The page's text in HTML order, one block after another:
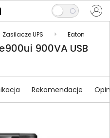
Zasilacze UPS Eaton
900VA USB
Rekomendacje